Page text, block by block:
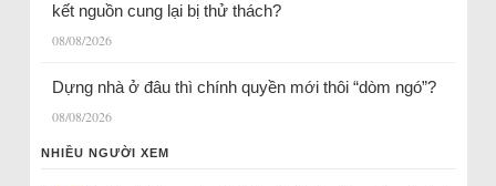
kết nguồn cung lại bị thử thách?
08/08/2026
Dựng nhà ở đâu thì chính quyền mới thôi “dòm ngó”?
08/08/2026
NHIỀU NGƯỜI XEM